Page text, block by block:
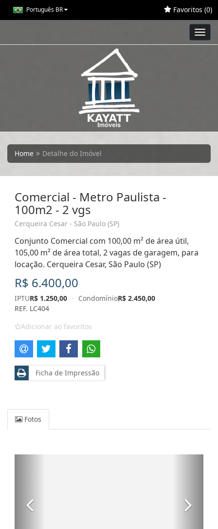
Português BR Favoritos (0)
Home Detalhe do Imóvel
Comercial - Metro Paulista -
100m2 - 2 vgs
Cerqueira Cesar - São Paulo (SP)
Conjunto Comercial com 100,00 m² de área útil,
105,00 m² de área total, 2 vagas de garagem, para
locação. Cerqueira Cesar, São Paulo (SP)
R$ 6.400,00
IPTUR$ 1.250,00 · CondomínioR$ 2.450,00
REF. LC404
Adicionar ao favoritos
Ficha de Impressão
Fotos